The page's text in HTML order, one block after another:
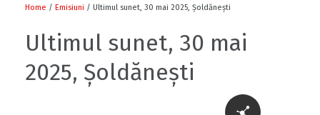
Home / Emisiuni / Ultimul sunet, 30 mai 2025, Șoldănești
Ultimul sunet, 30 mai
2025, Șoldănești